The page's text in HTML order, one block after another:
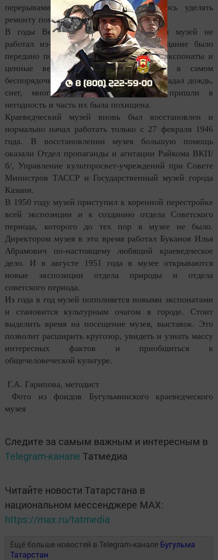
перерывами, много времени приходилось уделять
ремонту помещения.
В годы Великой Отечественной войны музей не
работал из-за отсутствия помещения, здание было
передано под детский дом. Имущество, экспонаты и
ценные вещи хранились на чердаке в самом
беспорядочном состоянии. На чердак попадал дождь,
снег, многие экспонаты, имущество пришли в
негодность и часть их была похищена.
Краеведческий музей вновь был восстановлен и
нормально начал работать только с 27 февраля 1946
года. В восстановлении музея большую помощь
оказали Отдел пропаганды и агитации Райкома ВКП/
б/, Управление культпросвет-учреждений при Совете
Министров ТАССР и Государственный музей города
Казани.
В 1950 году музей приступил к коренной перестройке
всей экспозиции и к созданию отдела Советского
периода, которого до тех пор в музее не было.
Директором музея в это время работал Буканов Илья
Абрамович по-настоящему любящий краеведческое
дело. И в августе 1951 года в музее открываются
новые экспозиции отдела природы и отдела
советского периода.
Из года в год музей пополняется новыми экспонатами
и становится культурным очагом в городе. Стоит
выделить время на посещение музея, выставок. Это
позволит расширить кругозор, увидеть и узнать массу
интересных фактов и приобщиться к
общечеловеческой культуре.
Г.А. Гарипова, методист
Фото из фондов Бугульминского краеведческого
музея
Следите за самым важным и интересным в
Telegram-канале Татмедиа
Читайте новости Татарстана в
национальном мессенджере MАХ:
https://max.ru/tatmedia
Ещё больше новостей в Telegram-канале Бугульма
Татарстан